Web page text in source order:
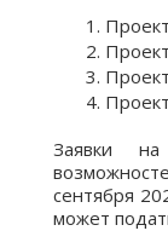
Заявки
сентября
может